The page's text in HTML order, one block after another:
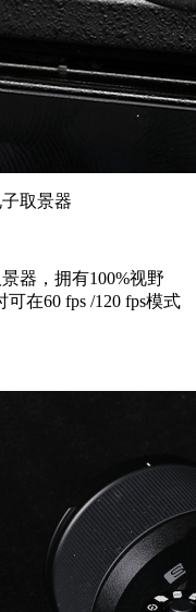
取景器
器，拥有100%视野
在60 fps /120 fps模式